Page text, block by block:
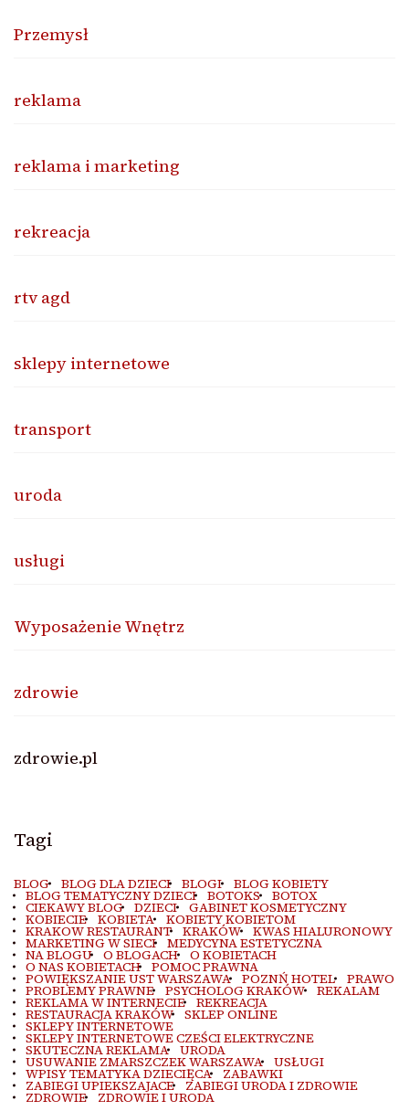
Przemysł
reklama
reklama i marketing
rekreacja
rtv agd
sklepy internetowe
transport
uroda
usługi
Wyposażenie Wnętrz
zdrowie
zdrowie.pl
Tagi
BLOG BLOG DLA DZIECI BLOGI BLOG KOBIETY
BLOG TEMATYCZNY DZIECI BOTOKS BOTOX
CIEKAWY BLOG DZIECI GABINET KOSMETYCZNY
KOBIECIE KOBIETA KOBIETY KOBIETOM
KRAKOW RESTAURANT KRAKÓW KWAS HIALURONOWY
MARKETING W SIECI MEDYCYNA ESTETYCZNA
NA BLOGU O BLOGACH O KOBIETACH
O NAS KOBIETACH POMOC PRAWNA
POWIĘKSZANIE UST WARSZAWA POZNŃ HOTEL PRAWO
PROBLEMY PRAWNE PSYCHOLOG KRAKÓW REKALAM
REKLAMA W INTERNECIE REKREACJA
RESTAURACJA KRAKÓW SKLEP ONLINE
SKLEPY INTERNETOWE
SKLEPY INTERNETOWE CZEŚCI ELEKTRYCZNE
SKUTECZNA REKLAMA URODA
USUWANIE ZMARSZCZEK WARSZAWA USŁUGI
WPISY TEMATYKA DZIECIĘCA ZABAWKI
ZABIEGI UPIEKSZAJACE ZABIEGI URODA I ZDROWIE
ZDROWIE ZDROWIE I URODA